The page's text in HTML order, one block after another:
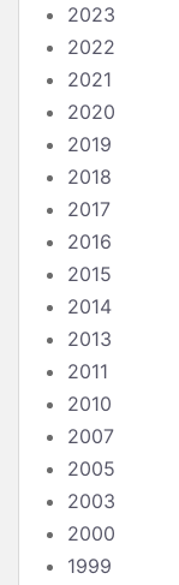
2023
2022
2021
2020
2019
2018
2017
2016
2015
2014
2013
2011
2010
2007
2005
2003
2000
1999